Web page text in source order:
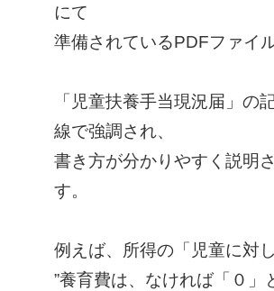
にて
準備されているPDFファイ
「児童扶養手当現況届」の
線で強調され、
書き方が分かりやすく説明
す。
例えば、所得の「児童に対
”養育費は、なければ「０」